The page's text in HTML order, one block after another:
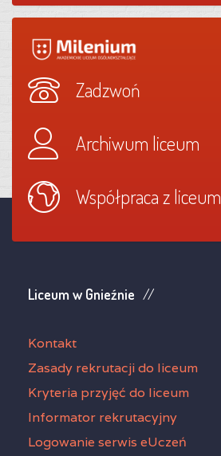
Zadzwoń
Archiwum liceum
Współpraca z liceum
Liceum w Gnieźnie
Kontakt
Zasady rekrutacji do liceum
Kryteria przyjęć do liceum
Informator rekrutacyjny
Logowanie serwis eUczeń